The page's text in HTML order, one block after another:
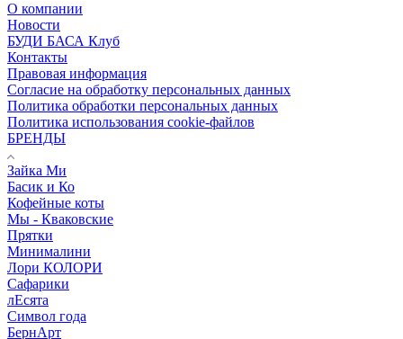
О компании
Новости
БУДИ БАСА Клуб
Контакты
Правовая информация
Согласие на обработку персональных данных
Политика обработки персональных данных
Политика использования cookie-файлов
БРЕНДЫ
Зайка Ми
Басик и Ко
Кофейные коты
Мы - Кваковские
Прятки
Минималини
Лори КОЛОРИ
Сафарики
лЕсята
Символ года
БернАрт